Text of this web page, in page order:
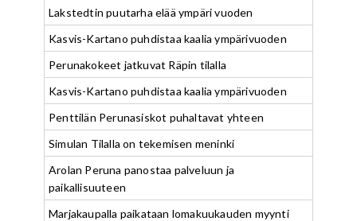
Lakstedtin puutarha elää ympäri vuoden
Kasvis-Kartano puhdistaa kaalia ympärivuoden
Perunakokeet jatkuvat Räpin tilalla
Kasvis-Kartano puhdistaa kaalia ympärivuoden
Penttilän Perunasiskot puhaltavat yhteen
Simulan Tilalla on tekemisen meninki
Arolan Peruna panostaa palveluun ja
paikallisuuteen
Marjakaupalla paikataan lomakuukauden myynti